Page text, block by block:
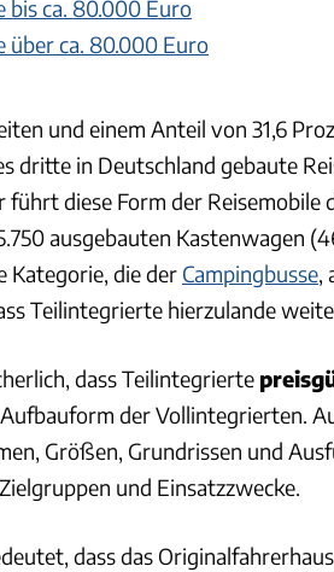
bis ca. 80.000 Euro
über ca. 80.000 Euro
und einem Anteil von 31,6
dritte in Deutschland gebaute
führt diese Form der Reisemobile
ausgebauten Kastenwagen
Kategorie, die der Campingbusse,
Teilintegrierte hierzulande
dass Teilintegrierte
der Vollintegrierten.
Größen, Grundrissen und
und Einsatzzwecke.
dass das